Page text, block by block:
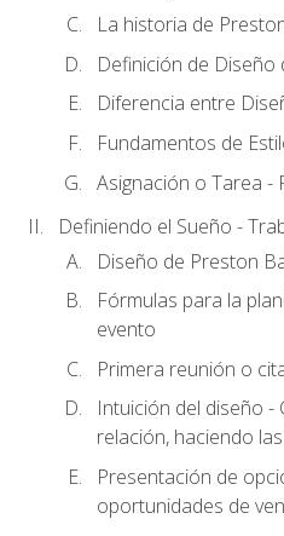
La historia de
Definición de Diseño
Diferencia entre
Fundamentos de
Asignación o Tarea -
Definiendo el Sueño -
Diseño de Preston
Fórmulas para la
evento
Primera reunión o
Intuición del diseño -
relación, haciendo
Presentación de
oportunidades de